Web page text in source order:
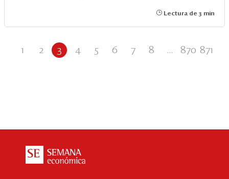
Lectura de 3 min
1 2 3 4 5 6 7 8 ... 870 871